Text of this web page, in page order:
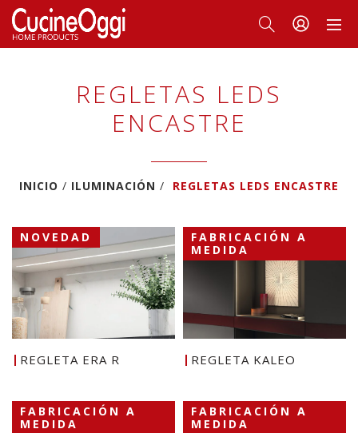
REGLETAS LEDS
ENCASTRE
INICIO ILUMINACIÓN REGLETAS LEDS ENCASTRE
NOVEDAD
REGLETA ERA R
FABRICACIÓN A
MEDIDA
REGLETA KALEO
FABRICACIÓN A
MEDIDA
FABRICACIÓN A
MEDIDA